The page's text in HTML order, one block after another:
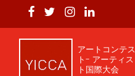
アートコンテス
ト- アーティス
ト国際大会